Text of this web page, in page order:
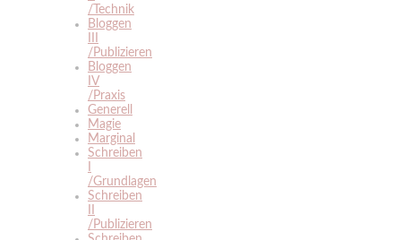
/Technik
Bloggen
/Publizieren
Bloggen
IV
/Praxis
Generell
Magie
Marginal
Schreiben
/Grundlagen
Schreiben
/Publizieren